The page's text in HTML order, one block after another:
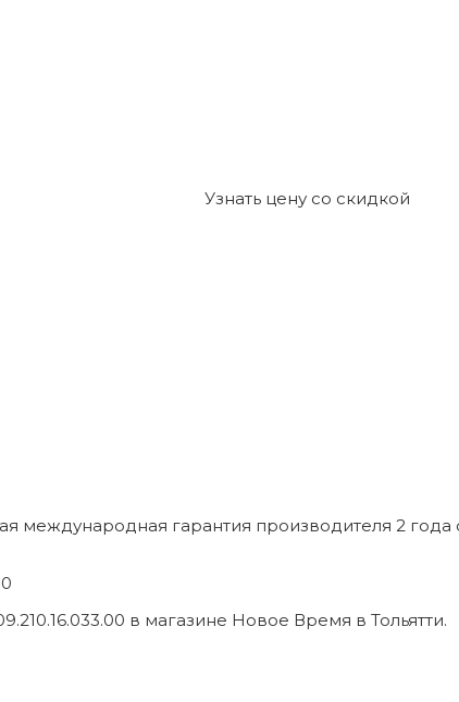
Узнать цену со скидкой
международная гарантия производителя 2
в магазине Новое Время в Тольятти.